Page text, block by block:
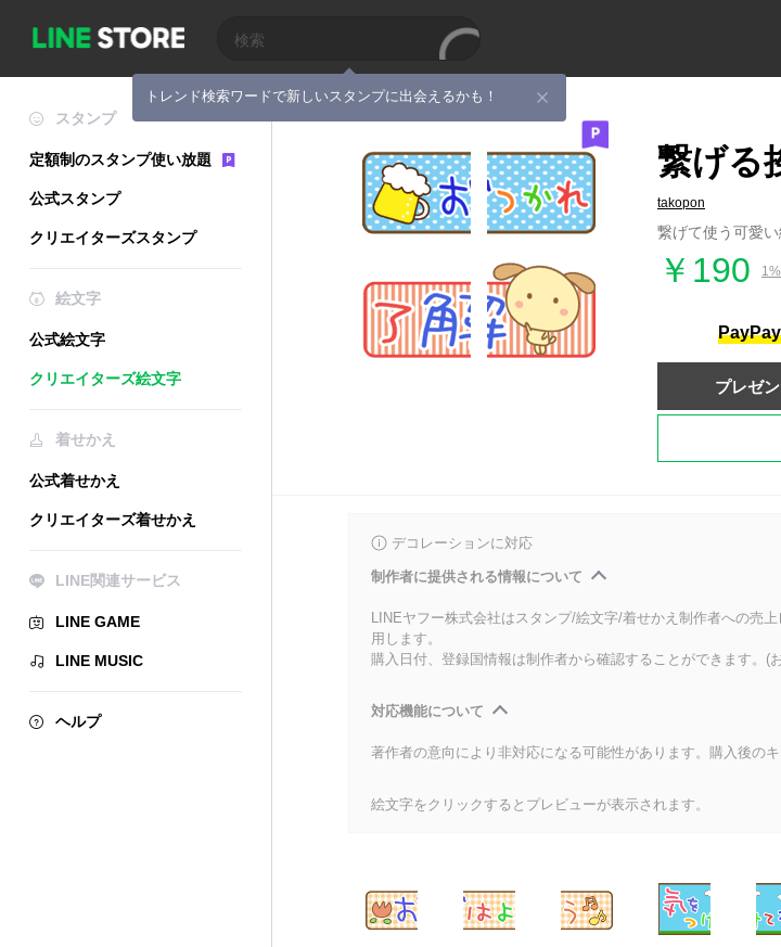
トレンド検索ワードで新しいスタンプに出会えるかも！
スタンプ
定額制のスタンプ使い放題
公式スタンプ
クリエイターズスタンプ
絵文字
公式絵文字
クリエイターズ絵文字
着せかえ
公式着せかえ
クリエイターズ着せかえ
LINE関連サービス
LINE GAME
LINE MUSIC
ヘルプ
繋げる
takopon
繋げて使う可愛い
￥190
プレゼ
デコレーションに対応
制作者に提供される情報について
LINEヤフー株式会社はスタンプ/絵文字/着せかえ制作者への売
用します。
購入日付、登録国情報は制作者から確認することができます。(
対応機能について
著作者の意向により非対応になる可能性があります。購入後のキ
絵文字をクリックするとプレビューが表示されます。